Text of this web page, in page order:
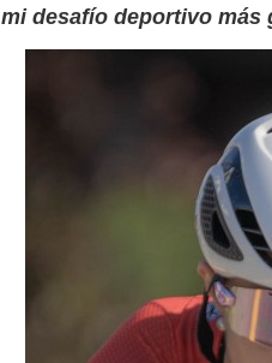
mi desafío deportivo más